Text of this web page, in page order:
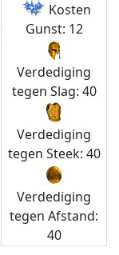
Kosten
Gunst: 12
Verdediging
tegen Slag: 40
Verdediging
tegen Steek: 40
Verdediging
tegen Afstand:
40